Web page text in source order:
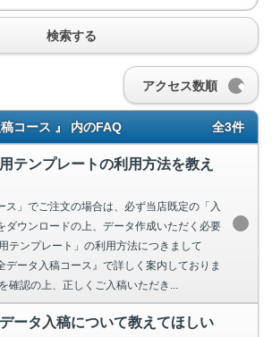
検索する
アクセス数順
稿コース 』 内のFAQ 全3件
テンプレートの利用方法を教え
ス」でご注文の場合は、必ず当店既定の「入
ダウンロードの上、データ作成いただく必要
テンプレート」の利用方法につきまして
データ入稿コース』で詳しく案内しておりま
確認の上、正しくご入稿いただき...
ータ入稿について教えてほしい